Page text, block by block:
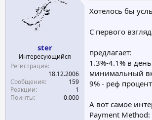
ч
а
л
а
ster
Интересующийся
Регистрация
18.12.2006
Сообщения
159
Реакции
1
Поинты
0.000
Хотелось бы
С первого
предлагает:
1.3%-4.1% в день
минимальный
9% - реф процент
А вот самое
Payment Method: